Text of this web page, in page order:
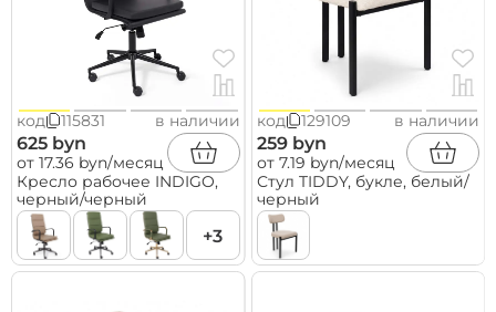
код 115831 в наличии
625 byn
от 17.36 byn/месяц
Кресло рабочее INDIGO,
черный/черный
+3
код 129109 в наличии
259 byn
от 7.19 byn/месяц
Стул TIDDY, букле, белый/
черный